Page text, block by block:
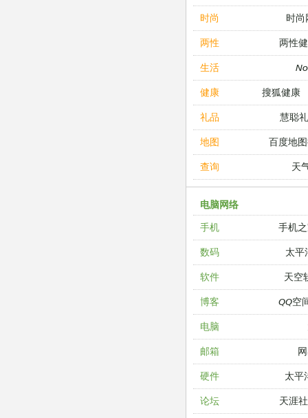
时尚 时尚
两性 两性
生活
健康 搜狐健康
礼品 慧聪
地图 百度地
查询 天
电脑网络
手机
手机
数码 太平
软件 天空
博客 QQ空
电脑
邮箱
硬件 太平
论坛 天涯